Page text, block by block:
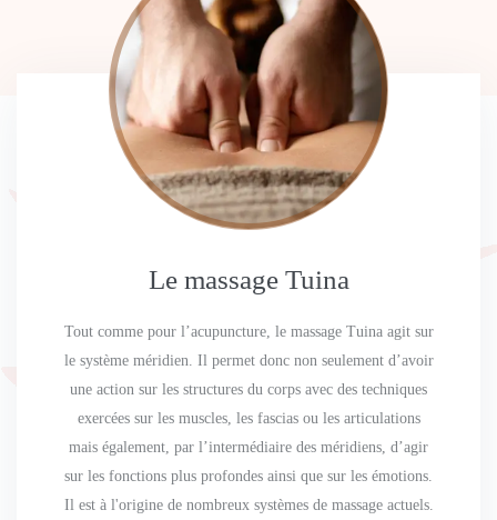
Le massage Tuina
Tout comme pour l’acupuncture, le massage Tuina agit sur
le système méridien. Il permet donc non seulement d’avoir
une action sur les structures du corps avec des techniques
exercées sur les muscles, les fascias ou les articulations
mais également, par l’intermédiaire des méridiens, d’agir
sur les fonctions plus profondes ainsi que sur les émotions.
Il est à l'origine de nombreux systèmes de massage actuels.